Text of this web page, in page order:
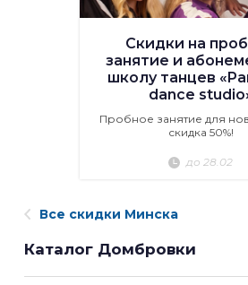
Скидки на
занятие и
школу танцев
dance
Пробное занятие для
скидка 50%!
до 28.02
Все скидки Минска
Каталог Домбровки